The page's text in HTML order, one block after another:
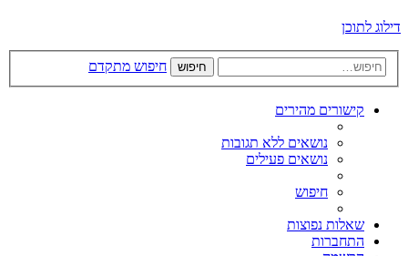
דילוג לתוכן
חיפוש חיפוש מתקדם
קישורים מהירים
נושאים ללא תגובות
נושאים פעילים
חיפוש
שאלות נפוצות
התחברות